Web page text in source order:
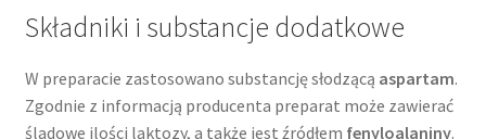
Składniki i substancje dodatkowe
W preparacie zastosowano substancję słodzącą aspartam.
Zgodnie z informacją producenta preparat może zawierać
śladowe ilości laktozy, a także jest źródłem fenyloalaniny.